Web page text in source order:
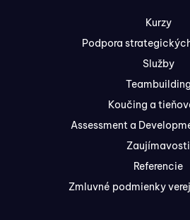
Kurzy
Podpora
Služby
Teambuilding
Koučing a
Assessment a
Zaujímavosti
Referencie
Zmluvné podmienky